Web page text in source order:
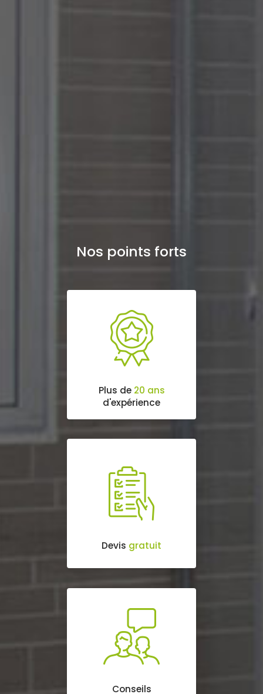
Nos points forts
Plus de 20 ans
d'expérience
Devis gratuit
Conseils